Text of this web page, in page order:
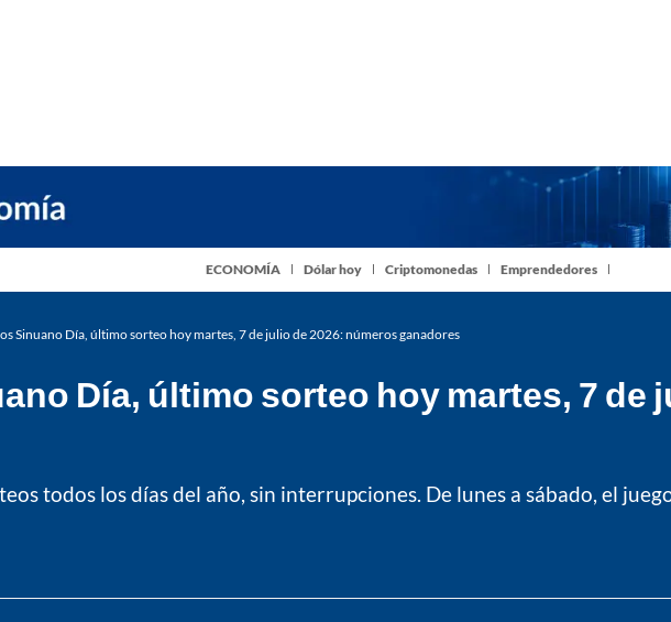
ECONOMÍA Dólar hoy Criptomonedas Emprendedores
Sinuano Día, último sorteo hoy martes, 7 de julio de 2026: números ganadores
Día, último sorteo hoy martes, 7 de
todos los días del año, sin interrupciones. De lunes a sábado, el